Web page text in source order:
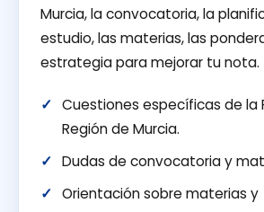
Murcia, la convocatoria, la
estudio, las materias, las
estrategia para mejorar tu nota.
Cuestiones específicas de la
Región de Murcia.
Dudas de convocatoria y
Orientación sobre materias y